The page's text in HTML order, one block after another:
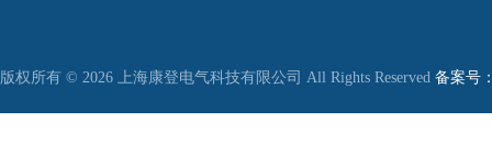
版权所有 © 2026 上海康登电气科技有限公司 All Rights Reserved 备案号